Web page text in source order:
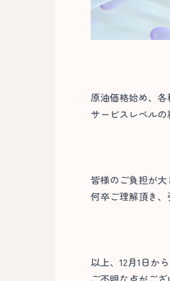
原油価格始め、各
サービスレベル
皆様のご負担が大
何卒ご理解頂き、
以上、12月1日か